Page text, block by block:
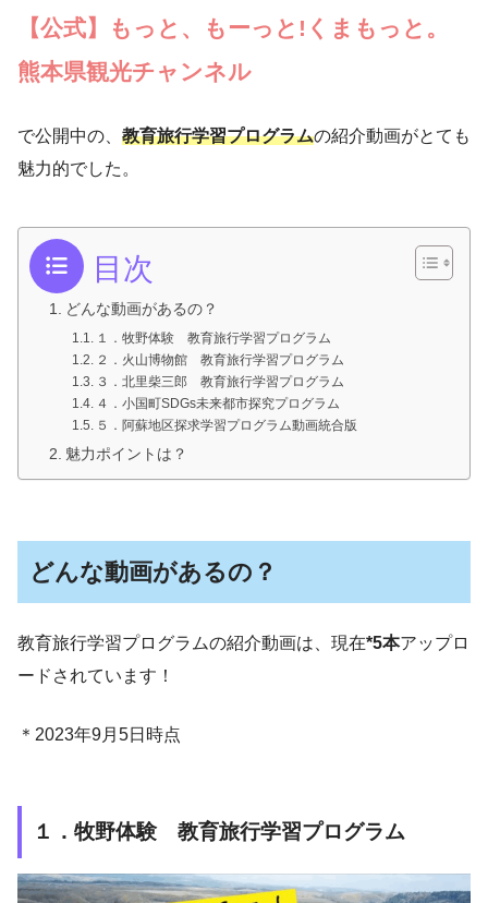
【公式】もっと、もーっと!くまもっと。
熊本県観光チャンネル
で公開中の、 教育旅行学習プログラムの紹介動画がとても
魅力的でした。
目次
どんな動画があるの？
１．牧野体験 教育旅行学習プログラム
２．火山博物館 教育旅行学習プログラム
３．北里柴三郎 教育旅行学習プログラム
４．小国町SDGs未来都市探究プログラム
５．阿蘇地区探求学習プログラム動画統合版
魅力ポイントは？
どんな動画があるの？
教育旅行学習プログラムの紹介動画は、現在*5本アップロ
ードされています！
＊2023年9月5日時点
１． 牧野体験 教育旅行学習プログラム